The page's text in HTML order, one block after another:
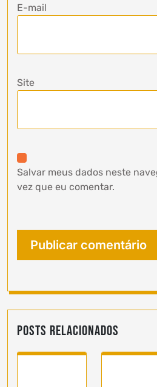
E-mail
Site
Salvar meus dados neste
vez que eu comentar.
Posts Relacionados